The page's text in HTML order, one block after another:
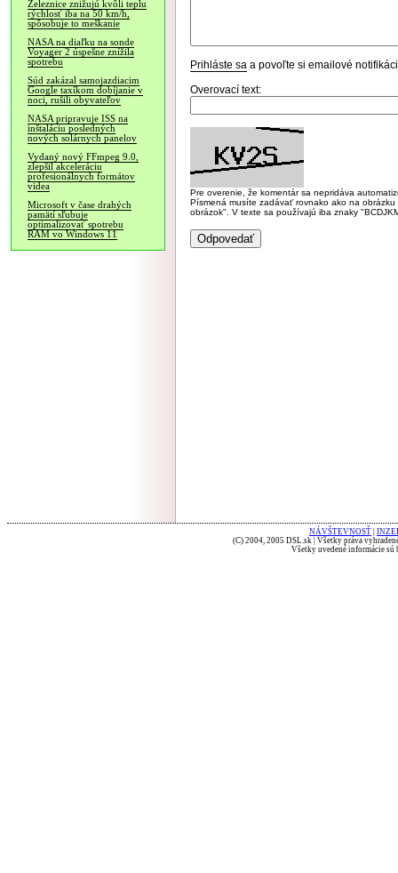
Železnice znižujú kvôli teplu
rýchlosť iba na 50 km/h,
spôsobuje to meškanie
NASA na diaľku na sonde
Voyager 2 úspešne znížila
spotrebu
Súd zakázal samojazdiacim
Google taxíkom dobíjanie v
noci, rušili obyvateľov
NASA pripravuje ISS na
inštaláciu posledných
nových solárnych panelov
Vydaný nový FFmpeg 9.0,
zlepšil akceleráciu
profesionálnych formátov
videa
Microsoft v čase drahých
pamätí sľubuje
optimalizovať spotrebu
RAM vo Windows 11
Prihláste sa a povoľte si emailové
Overovací text:
Pre overenie, že komentár sa nepridáva
Písmená musíte zadávať rovnako ako na
obrázok". V texte sa používajú iba znaky
NÁVŠTEVNOSŤ
(C) 2004, 2005 DSL.sk | Všetky práva
Všetky uvedené informácie sú